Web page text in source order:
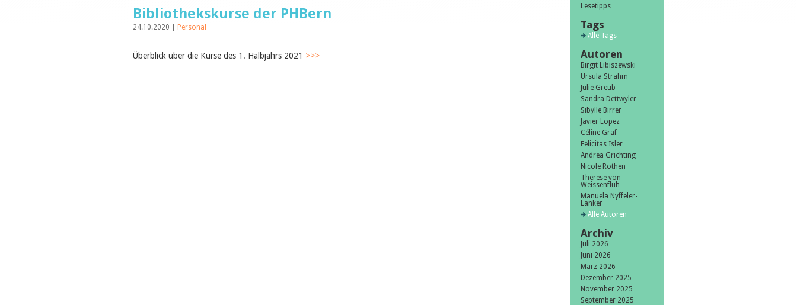
Bibliothekskurse der PHBern
24.10.2020 | Personal
Überblick über die Kurse des 1. Halbjahrs 2021 >>>
Lesetipps
Tags
Alle Tags
Autoren
Birgit Libiszewski
Ursula Strahm
Julie Greub
Sandra Dettwyler
Sibylle Birrer
Javier Lopez
Céline Graf
Felicitas Isler
Andrea Grichting
Nicole Rothen
Therese von
Weissenfluh
Manuela Nyffeler-
Lanker
Alle Autoren
Archiv
Juli 2026
Juni 2026
März 2026
Dezember 2025
November 2025
September 2025